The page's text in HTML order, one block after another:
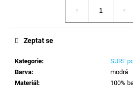
Kategorie:
SURF
Barva:
modrá
Materiál:
100%
Zeptat se